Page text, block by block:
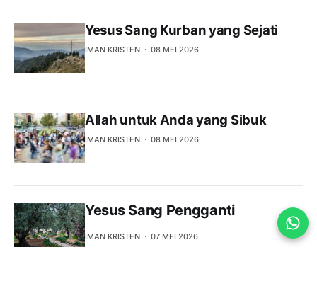
Yesus Sang Kurban yang Sejati
IMAN KRISTEN 08 MEI 2026
Allah untuk Anda yang Sibuk
IMAN KRISTEN 08 MEI 2026
Yesus Sang Pengganti
IMAN KRISTEN 07 MEI 2026